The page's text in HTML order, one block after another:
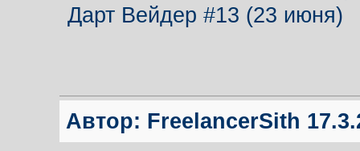
Дарт Вейдер #13 (23 июня)
Автор: FreelancerSith